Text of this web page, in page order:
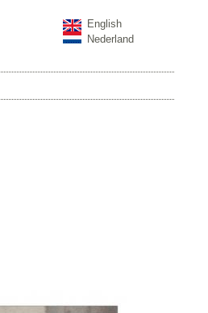
English
Nederland